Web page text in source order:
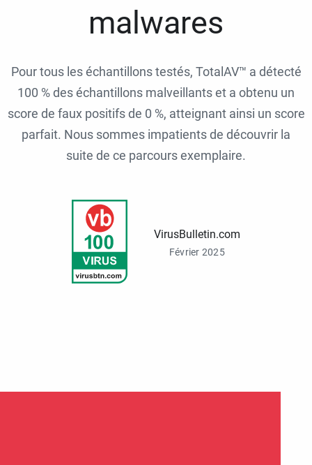
malwares
Pour tous les échantillons testés, TotalAV™ a détecté
100 % des échantillons malveillants et a obtenu un
score de faux positifs de 0 %, atteignant ainsi un score
parfait. Nous sommes impatients de découvrir la
suite de ce parcours exemplaire.
VirusBulletin.com
Février 2025